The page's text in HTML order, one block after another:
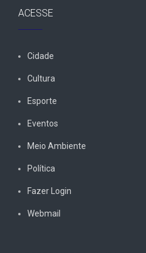
ACESSE
Cidade
Cultura
Esporte
Eventos
Meio Ambiente
Política
Fazer Login
Webmail